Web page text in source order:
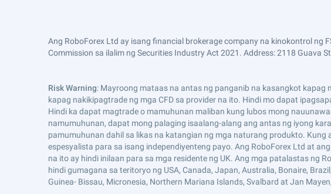
Ang RoboForex Ltd ay isang financial brokerage company na kinokontrol ng
Commission sa ilalim ng Securities Industry Act 2021. Address: 2118 Guava
Risk Warning: Mayroong mataas na antas ng panganib na kasangkot kapag
kapag nakikipagtrade ng mga CFD sa provider na ito. Hindi mo dapat
Hindi ka dapat magtrade o mamuhunan maliban kung lubos mong
namumuhunan, dapat mong palaging isaalang-alang ang antas ng iyong
pamumuhunan dahil sa likas na katangian ng mga naturang produkto.
espesyalista para sa isang independiyenteng payo. Ang RoboForex Ltd at
na ito ay hindi inilaan para sa mga residente ng UK. Ang mga patalastas ng
hindi gumagana sa teritoryo ng USA, Canada, Japan, Australia, Bonaire,
Guinea- Bissau, Micronesia, Northern Mariana Islands, Svalbard at Jan